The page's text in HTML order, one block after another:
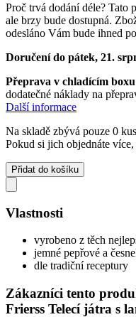
Proč trvá dodání déle? Tato
ale brzy bude dostupná.
odesláno Vám bude ihned
Doručení do pátek, 21.
Přeprava v chladícím
dodatečné náklady na
Další informace
Na skladě zbývá pouze 0
Pokud si jich objednáte
Přidat do košíku
Vlastnosti
vyrobeno z těch
jemné pepřové a
dle tradiční receptury
Zákazníci tento
Frierss Telecí játra s